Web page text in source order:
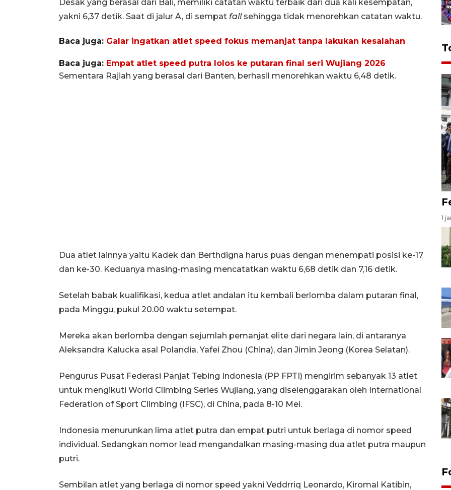
Desak yang berasal dari Bali, memiliki catatan waktu terbaik dari dua kali kesempatan,
yakni 6,37 detik. Saat di jalur A, di sempat fallsehingga tidak menorehkan catatan waktu.
Baca juga: Galar ingatkan atlet speed fokus memanjat tanpa lakukan kesalahan
Baca juga: Empat atlet speed putra lolos ke putaran final seri Wujiang 2026
Sementara Rajiah yang berasal dari Banten, berhasil menorehkan waktu 6,48 detik.
Dua atlet lainnya yaitu Kadek dan Berthdigna harus puas dengan menempati posisi ke-17
dan ke-30. Keduanya masing-masing mencatatkan waktu 6,68 detik dan 7,16 detik.
Setelah babak kualifikasi, kedua atlet andalan itu kembali berlomba dalam putaran final,
pada Minggu, pukul 20.00 waktu setempat.
Mereka akan berlomba dengan sejumlah pemanjat elite dari negara lain, di antaranya
Aleksandra Kalucka asal Polandia, Yafei Zhou (China), dan Jimin Jeong (Korea Selatan).
Pengurus Pusat Federasi Panjat Tebing Indonesia (PP FPTI) mengirim sebanyak 13 atlet
untuk mengikuti World Climbing Series Wujiang, yang diselenggarakan oleh International
Federation of Sport Climbing (IFSC), di China, pada 8-10 Mei.
Indonesia menurunkan lima atlet putra dan empat putri untuk berlaga di nomor speed
individual. Sedangkan nomor lead mengandalkan masing-masing dua atlet putra maupun
putri.
Sembilan atlet yang berlaga di nomor speed yakni Veddrriq Leonardo, Kiromal Katibin,
1